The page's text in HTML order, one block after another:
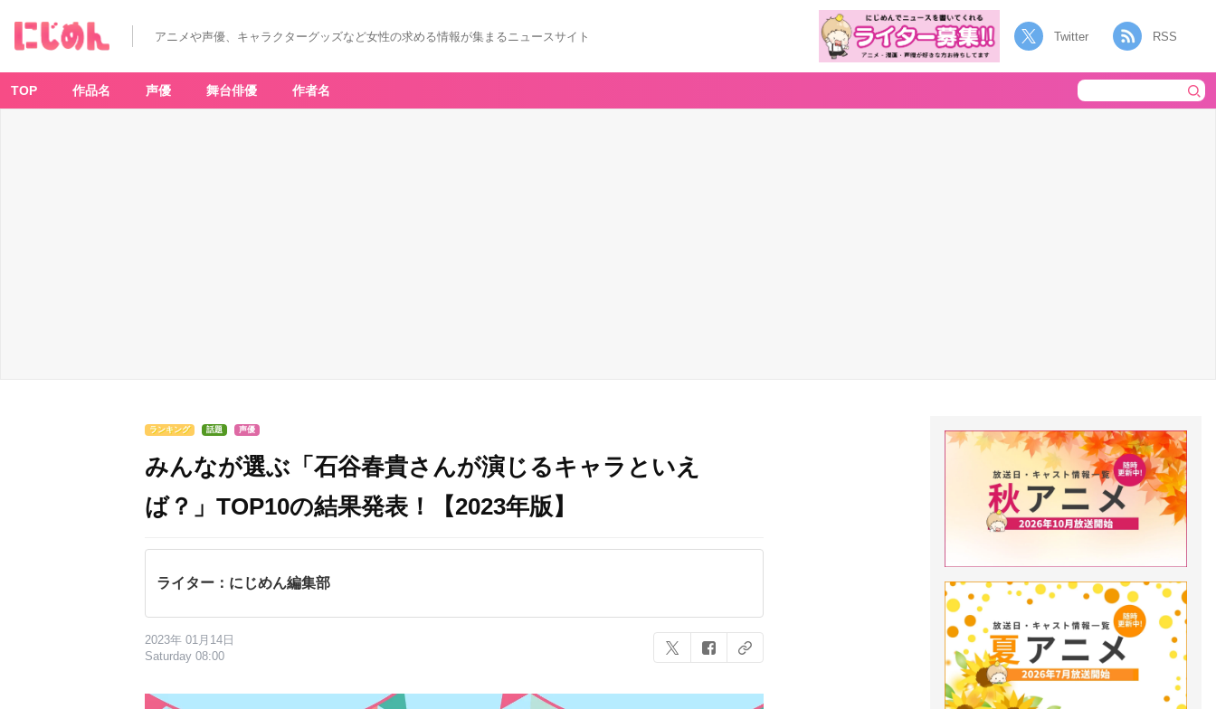
アニメや声優、キャラクターグッズなど女性の求める情報が集まるニュースサイト Twitter RSS
TOP 作品名 声優 舞台俳優 作者名
ランキング 話題 声優
みんなが選ぶ「石谷春貴さんが演じるキャラといえ
ば？」TOP10の結果発表！【2023年版】
ライター：にじめん編集部
2023年 01月14日
Saturday 08:00